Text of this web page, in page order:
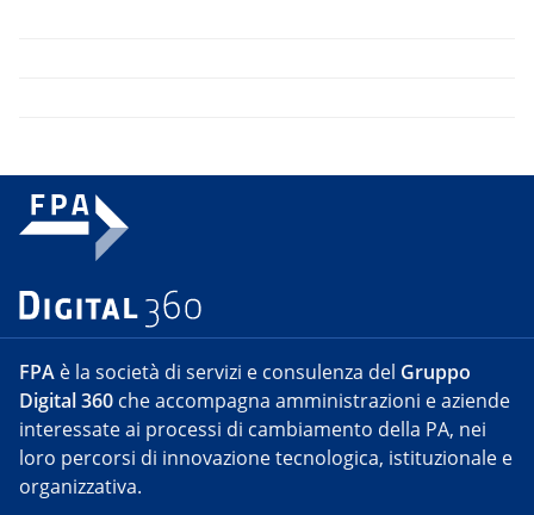
FPA è la società di servizi e consulenza del Gruppo
Digital 360 che accompagna amministrazioni e aziende
interessate ai processi di cambiamento della PA, nei
loro percorsi di innovazione tecnologica, istituzionale e
organizzativa.